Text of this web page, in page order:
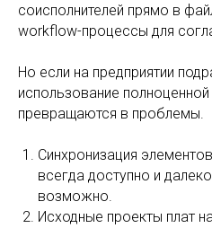
соисполнителей прямо в
workflow-процессы для
Но если на предприятии
использование
превращаются в проблемы.
Синхронизация
всегда доступно и
возможно.
Исходные проекты плат